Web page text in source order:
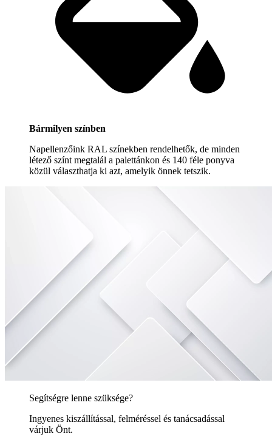
Bármilyen színben
Napellenzőink RAL színekben rendelhetők, de minden
létező színt megtalál a palettánkon és 140 féle ponyva
közül választhatja ki azt, amelyik önnek tetszik.
Segítségre lenne szüksége?
Ingyenes kiszállítással, felméréssel és tanácsadással
várjuk Önt.